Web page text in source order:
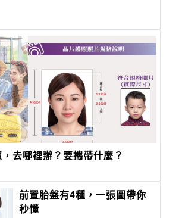
去哪裡辦？要攜帶什麼？
前置胎盤有4種，一張圖帶你
秒懂